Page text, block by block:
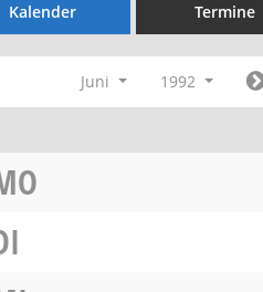
Kalender Termine
Juni 1992